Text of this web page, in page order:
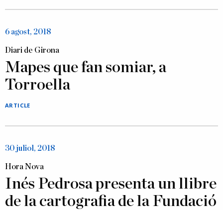
6 agost, 2018
Diari de Girona
Mapes que fan somiar, a
Torroella
ARTICLE
30 juliol, 2018
Hora Nova
Inés Pedrosa presenta un llibre
de la cartografia de la Fundació